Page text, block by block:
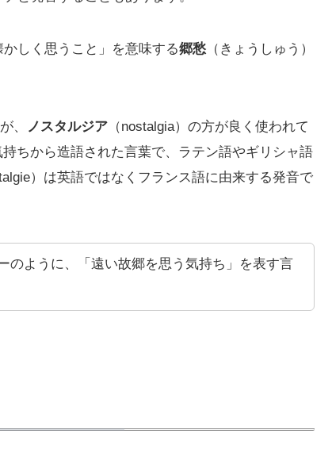
しく思うこと」を意味する郷愁 （きょうしゅう）
、 ノスタルジア （nostalgia）の方が良く使われて
ちから造語された言葉で、ラテン語やギリシャ語
）は英語ではなくフランス語に由来する発音で
のように、「遠い故郷を思う気持ち」を表す言